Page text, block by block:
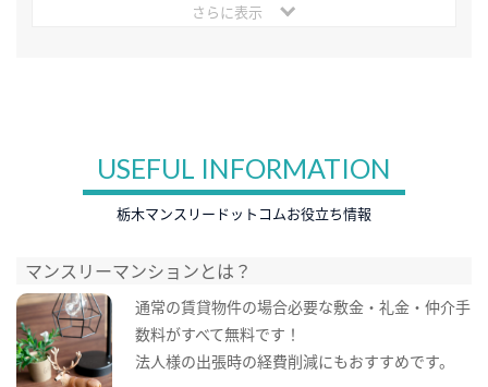
さらに表示
USEFUL INFORMATION
栃木マンスリードットコムお役立ち情報
マンスリーマンションとは？
通常の賃貸物件の場合必要な敷金・礼金・仲介手
数料がすべて無料です！
法人様の出張時の経費削減にもおすすめです。